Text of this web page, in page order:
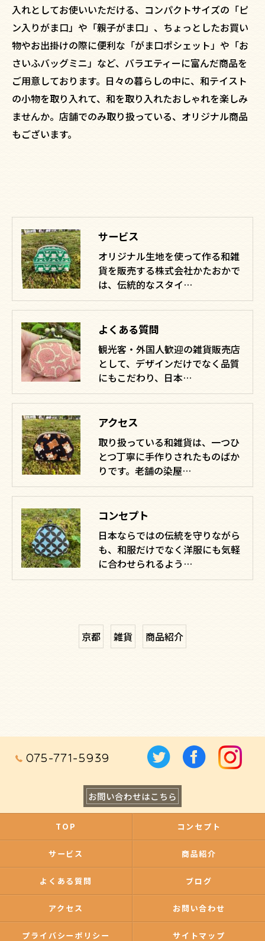
入れとしてお使いいただける、コンパクトサイズの「ピ
ン入りがま口」や「親子がま口」、ちょっとしたお買い
物やお出掛けの際に便利な「がま口ポシェット」や「お
さいふバッグミニ」など、バラエティーに富んだ商品を
ご用意しております。日々の暮らしの中に、和テイスト
の小物を取り入れて、和を取り入れたおしゃれを楽しみ
ませんか。店舗でのみ取り扱っている、オリジナル商品
もございます。
サービス
オリジナル生地を使って作る和雑
貨を販売する株式会社かたおかで
は、伝統的なスタイ…
よくある質問
観光客・外国人歓迎の雑貨販売店
として、デザインだけでなく品質
にもこだわり、日本…
アクセス
取り扱っている和雑貨は、一つひ
とつ丁寧に手作りされたものばか
りです。老舗の染屋…
コンセプト
日本ならではの伝統を守りながら
も、和服だけでなく洋服にも気軽
に合わせられるよう…
京都 雑貨 商品紹介
075-771-5939
お問い合わせはこちら
TOP コンセプト
サービス 商品紹介
よくある質問 ブログ
アクセス お問い合わせ
プライバシーポリシー サイトマップ